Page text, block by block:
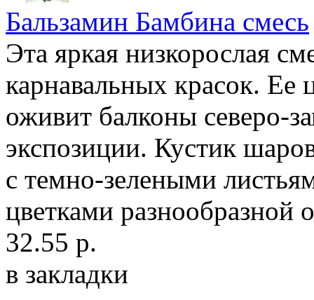
Бальзамин Бамбина смесь
Эта яркая низкорослая
карнавальных красок. Ее
оживит балконы северо-
экспозиции. Кустик
с темно-зелеными
цветками разнообразной
32.55 р.
в закладки